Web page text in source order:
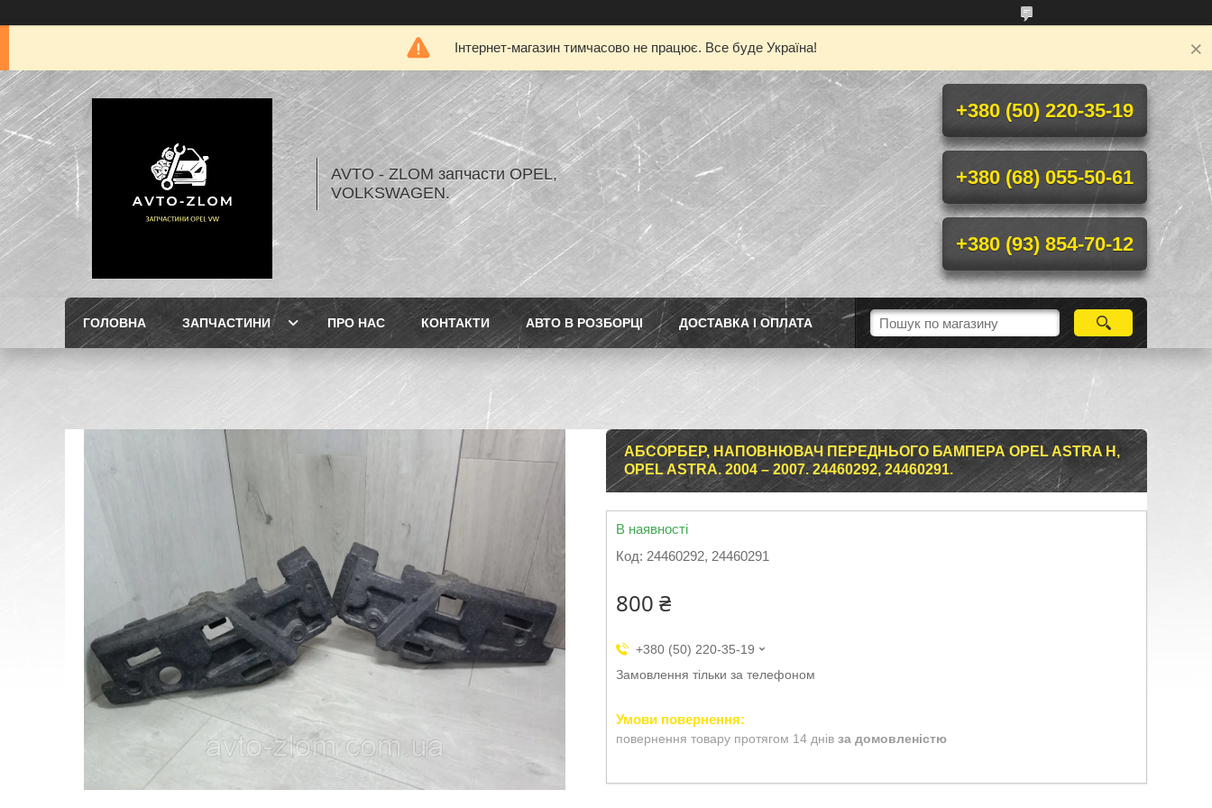
Інтернет-магазин тимчасово не працює. Все буде Україна!
AVTO - ZLOM запчасти OPEL,
VOLKSWAGEN.
+380 (50) 220-35-19
+380 (68) 055-50-61
+380 (93) 854-70-12
ГОЛОВНА ЗАПЧАСТИНИ ПРО НАС КОНТАКТИ АВТО В РОЗБОРЦІ ДОСТАВКА І ОПЛАТА
АБСОРБЕР, НАПОВНЮВАЧ ПЕРЕДНЬОГО БАМПЕРА OPEL ASTRA H,
OPEL ASTRA. 2004 – 2007. 24460292, 24460291.
В наявності
Код: 24460292, 24460291
800 ₴
+380 (50) 220-35-19
Замовлення тільки за телефоном
повернення товару протягом 14 днів за домовленістю